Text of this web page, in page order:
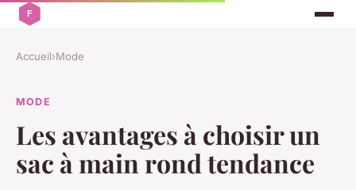
Accueil›Mode
MODE
Les avantages à choisir un
sac à main rond tendance